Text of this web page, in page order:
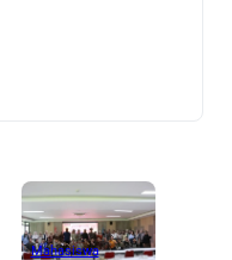
Mahasiswa